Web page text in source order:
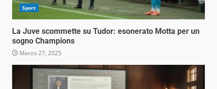
Sport
La Juve scommette su Tudor: esonerato Motta per un
sogno Champions
Marzo 27, 2025